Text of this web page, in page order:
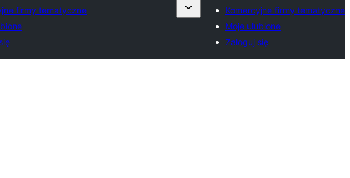
firmy tematyczne
Komercyjne firmy tematyczne
Moje ulubione
Zaloguj się